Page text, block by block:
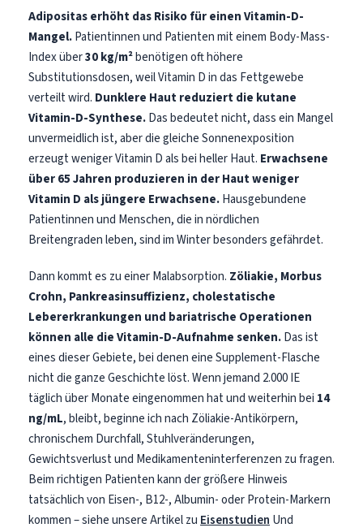
Adipositas erhöht das Risiko für einen Vitamin-D-
Mangel.Patientinnen und Patienten mit einem Body-Mass-
Index über30 kg/m²benötigen oft höhere
Substitutionsdosen, weil Vitamin D in das Fettgewebe
verteilt wird. Dunklere Haut reduziert die kutane
Vitamin-D-Synthese.Das bedeutet nicht, dass ein Mangel
unvermeidlich ist, aber die gleiche Sonnenexposition
erzeugt weniger Vitamin D als bei heller Haut. Erwachsene
über 65 Jahren produzieren in der Haut weniger
Vitamin D als jüngere Erwachsene.Hausgebundene
Patientinnen und Menschen, die in nördlichen
Breitengraden leben, sind im Winter besonders gefährdet.
Dann kommt es zu einer Malabsorption. Zöliakie, Morbus
Crohn, Pankreasinsuffizienz, cholestatische
Lebererkrankungen und bariatrische Operationen
können alle die Vitamin-D-Aufnahme senken.Das ist
eines dieser Gebiete, bei denen eine Supplement-Flasche
nicht die ganze Geschichte löst. Wenn jemand 2.000 IE
täglich über Monate eingenommen hat und weiterhin bei 14
ng/mL, bleibt, beginne ich nach Zöliakie-Antikörpern,
chronischem Durchfall, Stuhlveränderungen,
Gewichtsverlust und Medikamenteninterferenzen zu fragen.
Beim richtigen Patienten kann der größere Hinweis
tatsächlich von Eisen-, B12-, Albumin- oder Protein-Markern
kommen – siehe unsere Artikel zu Eisenstudien Und